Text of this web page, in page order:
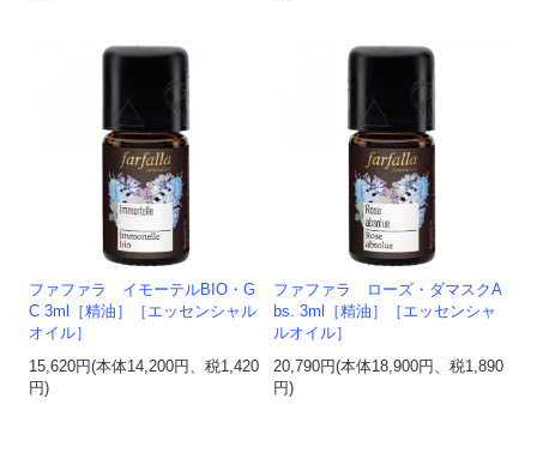
ファファラ イモーテルBIO・G
C 3ml［精油］［エッセンシャル
オイル］
15,620円(本体14,200円、税1,420
円)
ファファラ ローズ・ダマスクA
bs. 3ml［精油］［エッセンシャ
ルオイル］
20,790円(本体18,900円、税1,890
円)